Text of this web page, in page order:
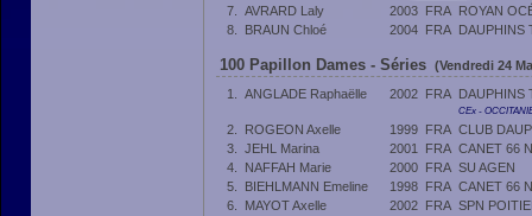
7.
AVRARD Laly 2003 FRA ROYAN
8.
BRAUN Chloé 2004 FRA DAUPHINS
100 Papillon Dames - Séries (Vendredi 24
1.
ANGLADE Raphaëlle 2002 FRA DAUPHINS
CEx -
2. ROGEON Axelle 1999 FRA CLUB
3.
JEHL Marina 2001 FRA CANET 66
4.
NAFFAH Marie 2000 FRA SU AGEN
5.
BIEHLMANN Emeline 1998 FRA CANET 66
6.
MAYOT Axelle 2002 FRA SPN